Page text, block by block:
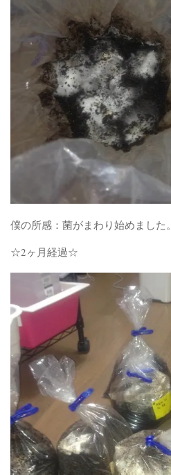
僕の所感：菌がまわり始めました
☆2ヶ月経過☆